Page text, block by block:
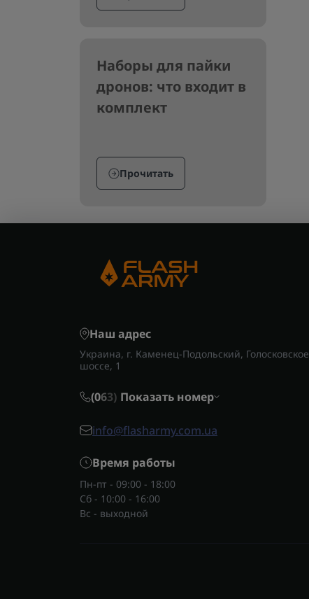
Наборы для пайки
дронов: что входит в
комплект
Прочитать
Наш адрес
Украина, г. Каменец-Подольский, Голосковское
шоссе, 1
(063) Показать номер
info@flasharmy.com.ua
Время работы
Пн-пт - 09:00 - 18:00
Сб - 10:00 - 16:00
Вс - выходной